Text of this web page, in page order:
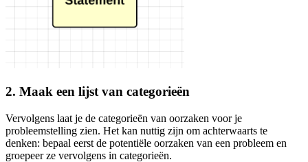
2. Maak een lijst van categorieën
Vervolgens laat je de categorieën van oorzaken voor je
probleemstelling zien. Het kan nuttig zijn om achterwaarts te
denken: bepaal eerst de potentiële oorzaken van een probleem en
groepeer ze vervolgens in categorieën.